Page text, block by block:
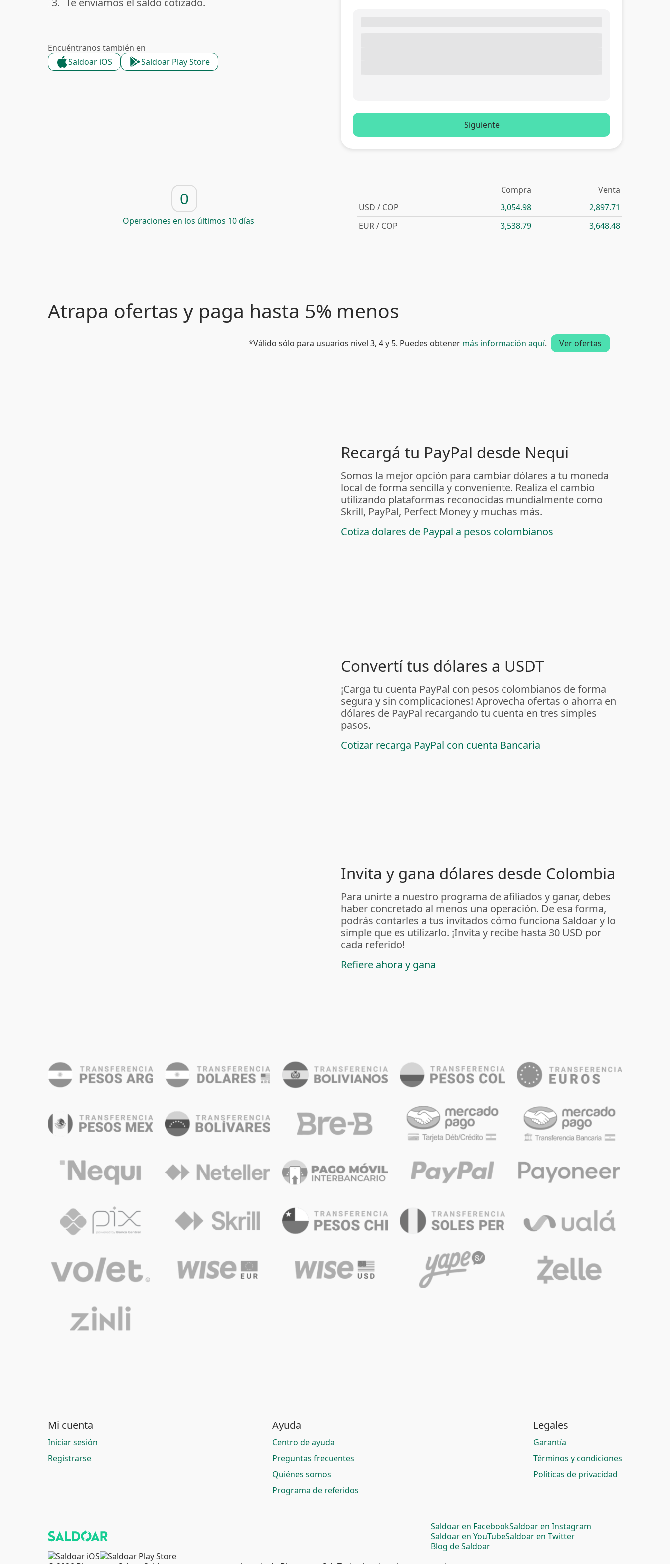
done
3. Te enviamos el saldo cotizado.
Encuéntranos también en
Saldoar iOS
Saldoar Play Store
Siguiente
0
Operaciones en los últimos 10 días
Compra
Venta
USD / COP
3,054.98
2,897.71
EUR / COP
3,538.79 3,648.48
Atrapa ofertas y paga hasta 5% menos
*Válido sólo para usuarios nivel 3, 4 y 5. Puedes obtener más información aquí. Ver ofertas
Recargá tu PayPal desde Nequi
Somos la mejor opción para cambiar dólares a tu moneda
local de forma sencilla y conveniente. Realiza el cambio
utilizando plataformas reconocidas mundialmente como
Skrill, PayPal, Perfect Money y muchas más.
Cotiza dolares de Paypal a pesos colombianos
Convertí tus dólares a USDT
¡Carga tu cuenta PayPal con pesos colombianos de forma
segura y sin complicaciones! Aprovecha ofertas o ahorra en
dólares de PayPal recargando tu cuenta en tres simples
pasos.
Cotizar recarga PayPal con cuenta Bancaria
Invita y gana dólares desde Colombia
Para unirte a nuestro programa de afiliados y ganar, debes
haber concretado al menos una operación. De esa forma,
podrás contarles a tus invitados cómo funciona Saldoar y lo
simple que es utilizarlo. ¡Invita y recibe hasta 30 USD por
cada referido!
Refiere ahora y gana
Mi cuenta
Iniciar sesión
Registrarse
Ayuda
Centro de ayuda
Preguntas frecuentes
Quiénes somos
Programa de referidos
Legales
Garantía
Términos y condiciones
Políticas de privacidad
Saldoar en FacebookSaldoar en Instagram
Saldoar en YouTubeSaldoar en Twitter
Blog de Saldoar